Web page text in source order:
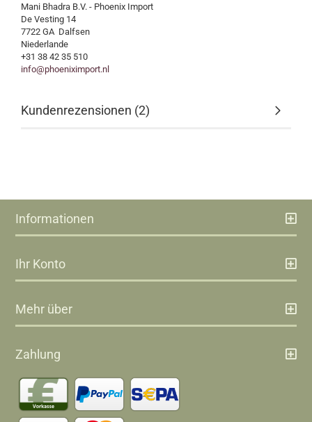
Mani Bhadra B.V. - Phoenix Import
De Vesting 14
7722 GA Dalfsen
Niederlande
+31 38 42 35 510
info@phoeniximport.nl
Kundenrezensionen (2)
Informationen
Ihr Konto
Mehr über
Zahlung